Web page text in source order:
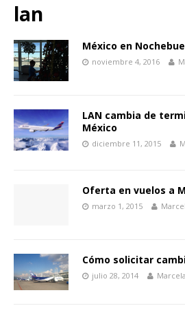
lan
México en
noviembre 4, 2016
LAN cambia de
México
diciembre 11, 2015
Oferta en vuelos a
marzo 1, 2015
Cómo solicitar
julio 28, 2014